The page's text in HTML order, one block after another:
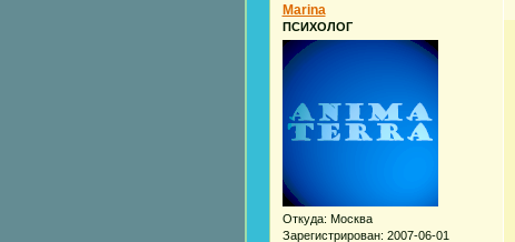
Marina
ПСИХОЛОГ
Откуда: Москва
Зарегистрирован: 2007-06-01